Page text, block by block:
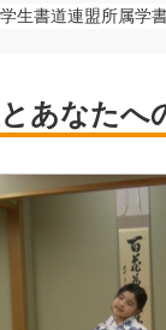
生書道連盟所属学